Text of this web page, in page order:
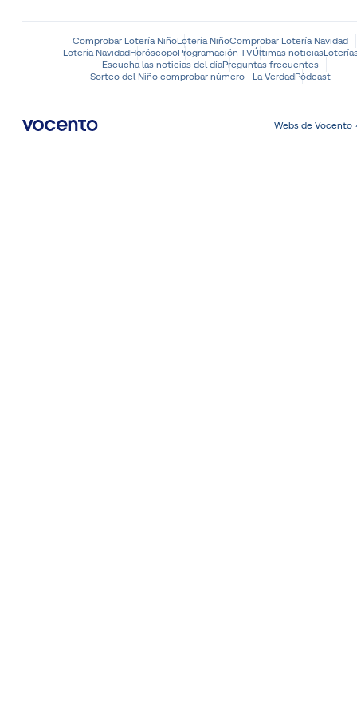
Comprobar Lotería NiñoLotería NiñoComprobar Lotería Navidad
Lotería NavidadHoróscopoProgramación TVÚltimas noticias
Escucha las noticias del díaPreguntas frecuentes
Sorteo del Niño comprobar número - La VerdadPódcast
Webs de Vocento